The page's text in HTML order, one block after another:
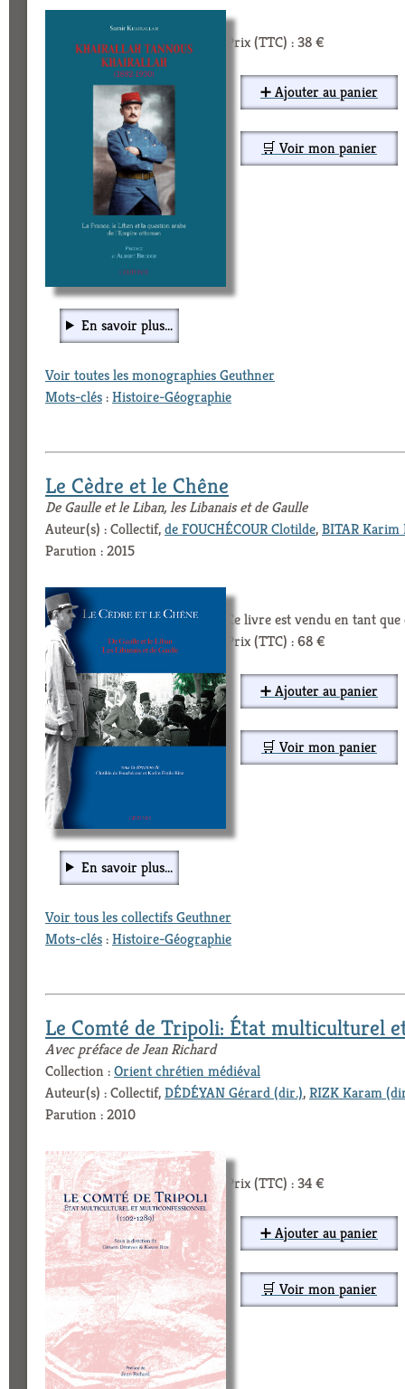
Prix (TTC) : 38 €
➕ Ajouter au panier
🛒 Voir mon panier
En savoir plus...
Voir toutes les monographies Geuthner
Mots-clés:Histoire-Géographie
Le Cèdre et le Chêne
De Gaulle et le Liban, les Libanais et de Gaulle
Auteur(s) : Collectif,de FOUCHÉCOUR Clotilde,BITAR Karim
Parution : 2015
Ce livre est vendu en tant
Prix (TTC) : 68 €
➕ Ajouter au panier
🛒 Voir mon panier
En savoir plus...
Voir tous les collectifs Geuthner
Mots-clés:Histoire-Géographie
Le Comté de Tripoli: État multiculturel
Avec préface de Jean Richard
Collection :Orient chrétien médiéval
Auteur(s) : Collectif,DÉDÉYAN Gérard (dir.),RIZK Karam
Parution : 2010
Prix (TTC) : 34 €
➕ Ajouter au panier
🛒 Voir mon panier